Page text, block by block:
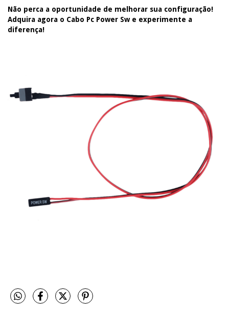
Não perca a oportunidade de melhorar sua configuração!
Adquira agora o Cabo Pc Power Sw e experimente a
diferença!